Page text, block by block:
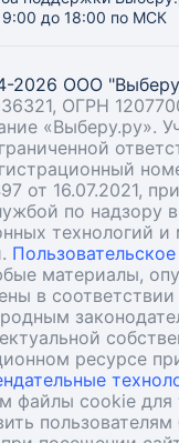
9:00 до 18:00 по МСК
2026 ООО
ОГРН
«Выберу.ру».
от 16.07.2021,
по надзору
технологий и
материалы,
в
ресурсе
файлы cookie для